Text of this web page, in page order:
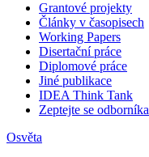
Grantové projekty
Články v časopisech
Working Papers
Disertační práce
Diplomové práce
Jiné publikace
IDEA Think Tank
Zeptejte se odborníka
Osvěta